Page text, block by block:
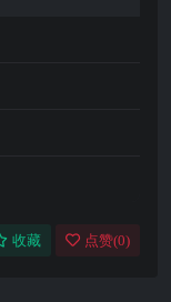
收藏 点赞(0)